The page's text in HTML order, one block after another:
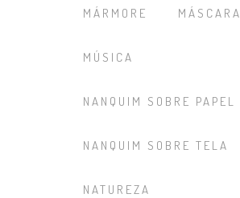
MÁRMORE MÁSCARA
MÚSICA
NANQUIM SOBRE PAPEL
NANQUIM SOBRE TELA
NATUREZA